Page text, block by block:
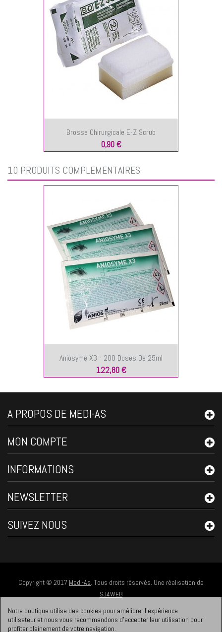
Brosse Chirurgicale E-Z Scrub
0,90 €
10 PRODUITS COMPLÉMENTAIRES
Aniosyme X3 - 200 Doses De 25ml
122,80 €
A PROPOS DE MEDI-AS
MON COMPTE
INFORMATIONS
NEWSLETTER
SUIVEZ NOUS
Copyright © 2017 Medi-As. Tous droits réservés. Une réalisation de
SJ4WEB
Notre boutique utilise des cookies pour améliorer l'expérience
utilisateur et nous vous recommandons d'accepter leur utilisation pour
profiter pleinement de votre navigation.